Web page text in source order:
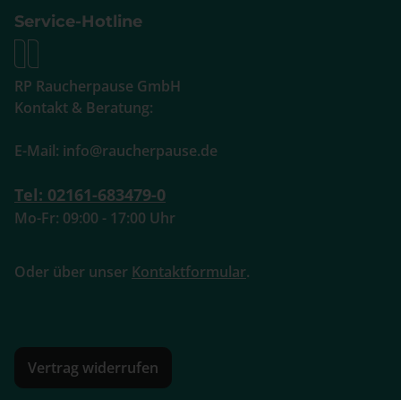
Service-Hotline
RP Raucherpause GmbH
Kontakt & Beratung:
E-Mail: info@raucherpause.de
Tel: 02161-683479-0
Mo-Fr: 09:00 - 17:00 Uhr
Oder über unser Kontaktformular.
Vertrag widerrufen